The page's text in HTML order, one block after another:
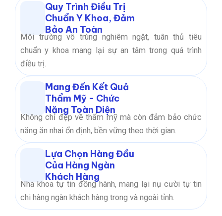
Quy Trình Điều Trị
Chuẩn Y Khoa, Đảm
Bảo An Toàn
Môi trường vô trùng nghiêm ngặt, tuân thủ tiêu
chuẩn y khoa mang lại sự an tâm trong quá trình
điều trị.
Mang Đến Kết Quả
Thẩm Mỹ - Chức
Năng Toàn Diện
Không chỉ đẹp về thẩm mỹ mà còn đảm bảo chức
năng ăn nhai ổn định, bền vững theo thời gian.
Lựa Chọn Hàng Đầu
Của Hàng Ngàn
Khách Hàng
Nha khoa tự tin đồng hành, mang lại nụ cười tự tin
chi hàng ngàn khách hàng trong và ngoài tỉnh.